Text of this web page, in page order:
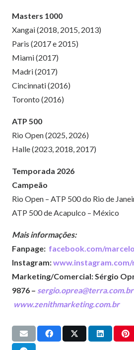
Masters 1000
Xangai (2018, 2015, 2013)
Paris (2017 e 2015)
Miami (2017)
Madri (2017)
Cincinnati (2016)
Toronto (2016)
ATP 500
Rio Open (2025, 2026)
Halle (2023, 2018, 2017)
Temporada 2026
Campeão
Rio Open – ATP 500 do Rio de
ATP 500 de Acapulco – México
Mais informações:
Fanpage: facebook.com/
Instagram:
Marketing/Comercial: Sérgio
9876 – sergio.oprea@terra.com.br
www.zenithmarketing.com.br